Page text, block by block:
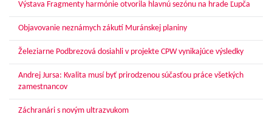
Výstava Fragmenty harmónie otvorila hlavnú sezónu na hrade Ľupča
Objavovanie neznámych zákutí Muránskej planiny
Železiarne Podbrezová dosiahli v projekte CPW vynikajúce výsledky
Andrej Jursa: Kvalita musí byť prirodzenou súčasťou práce všetkých
zamestnancov
Záchranári s novým ultrazvukom